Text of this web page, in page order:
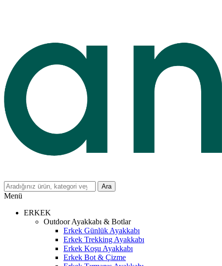
Ara
Menü
ERKEK
Outdoor Ayakkabı & Botlar
Erkek Günlük Ayakkabı
Erkek Trekking Ayakkabı
Erkek Koşu Ayakkabı
Erkek Bot & Çizme